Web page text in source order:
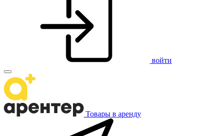
войти
Товары в аренду